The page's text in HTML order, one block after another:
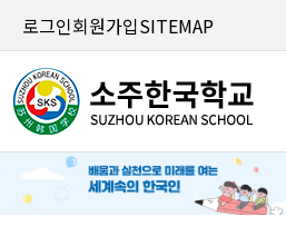
로그인회원가입SITEMAP